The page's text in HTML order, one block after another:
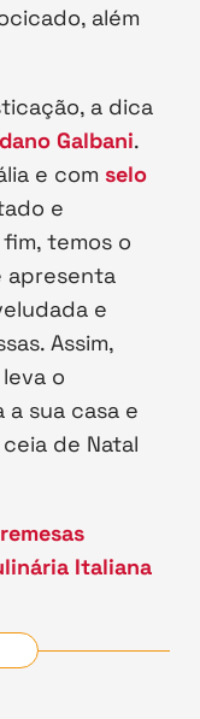
além
a dica
Galbani.
e com selo
e
temos o
apresenta
e
Assim,
o
sua casa e
de Natal
Italiana